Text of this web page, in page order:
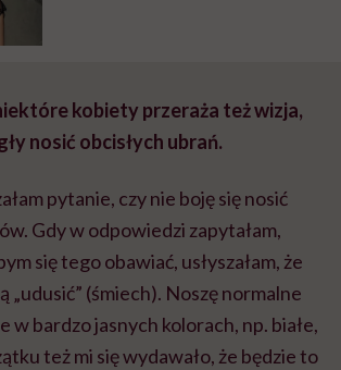
kobiety przeraża też wizja,
nosić obcisłych ubrań.
pytanie, czy nie boję się nosić
Gdy w odpowiedzi zapytałam,
się tego obawiać, usłyszałam, że
„udusić” (śmiech). Noszę normalne
w bardzo jasnych kolorach, np. białe,
też mi się wydawało, że będzie to